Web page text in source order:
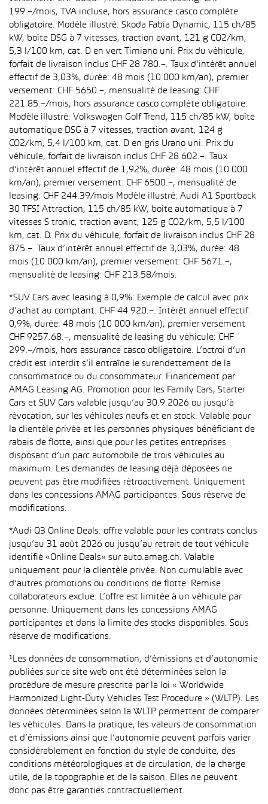
199.–/mois, TVA incluse, hors assurance casco complète
obligatoire. Modèle illustré: Skoda Fabia Dynamic, 115 ch/85
kW, boîte DSG à 7 vitesses, traction avant, 121 g CO2/km,
5,3 l/100 km, cat. D en vert Timiano uni. Prix du véhicule,
forfait de livraison inclus CHF 28 780.–. Taux d’intérêt annuel
effectif de 3,03%, durée: 48 mois (10 000 km/an), premier
versement: CHF 5650.–, mensualité de leasing: CHF
221.85.–/mois, hors assurance casco complète obligatoire.
Modèle illustré: Volkswagen Golf Trend, 115 ch/85 kW, boîte
automatique DSG à 7 vitesses, traction avant, 124 g
CO2/km, 5,4 l/100 km, cat. D en gris Urano uni. Prix du
véhicule, forfait de livraison inclus CHF 28 602.–. Taux
d’intérêt annuel effectif de 1,92%, durée: 48 mois (10 000
km/an), premier versement: CHF 6500.–, mensualité de
leasing: CHF 244.39/mois Modèle illustré: Audi A1 Sportback
30 TFSI Attraction, 115 ch/85 kW, boîte automatique à 7
vitesses S tronic, traction avant, 125 g CO2/km, 5,5 l/100
km, cat. D. Prix du véhicule, forfait de livraison inclus CHF 28
875.–. Taux d’intérêt annuel effectif de 3,03%, durée: 48
mois (10 000 km/an), premier versement: CHF 5671.–,
mensualité de leasing: CHF 213.58/mois.
*SUV Cars avec leasing à 0,9%: Exemple de calcul avec prix
d’achat au comptant: CHF 44 920.–. Intérêt annuel effectif:
0,9%, durée: 48 mois (10 000 km/an), premier versement
CHF 9257.68.–, mensualité de leasing du véhicule: CHF
299.–/mois, hors assurance casco obligatoire. L’octroi d’un
crédit est interdit s’il entraîne le surendettement de la
consommatrice ou du consommateur. Financement par
AMAG Leasing AG. Promotion pour les Family Cars, Starter
Cars et SUV Cars valable jusqu’au 30.9.2026 ou jusqu’à
révocation, sur les véhicules neufs et en stock. Valable pour
la clientèle privée et les personnes physiques bénéficiant de
rabais de flotte, ainsi que pour les petites entreprises
disposant d’un parc automobile de trois véhicules au
maximum. Les demandes de leasing déjà déposées ne
peuvent pas être modifiées rétroactivement. Uniquement
dans les concessions AMAG participantes. Sous réserve de
modifications.
*Audi Q3 Online Deals: offre valable pour les contrats conclus
jusqu’au 31 août 2026 ou jusqu’au retrait de tout véhicule
identifié «Online Deals» sur auto.amag.ch. Valable
uniquement pour la clientèle privée. Non cumulable avec
d’autres promotions ou conditions de flotte. Remise
collaborateurs exclue. L’offre est limitée à un véhicule par
personne. Uniquement dans les concessions AMAG
participantes et dans la limite des stocks disponibles. Sous
réserve de modifications.
¹Les données de consommation, d’émissions et d’autonomie
publiées sur ce site web ont été déterminées selon la
procédure de mesure prescrite par la loi « Worldwide
Harmonized Light-Duty Vehicles Test Procedure » (WLTP). Les
données déterminées selon la WLTP permettent de comparer
les véhicules. Dans la pratique, les valeurs de consommation
et d’émissions ainsi que l’autonomie peuvent parfois varier
considérablement en fonction du style de conduite, des
conditions météorologiques et de circulation, de la charge
utile, de la topographie et de la saison. Elles ne peuvent
donc pas être garanties contractuellement.